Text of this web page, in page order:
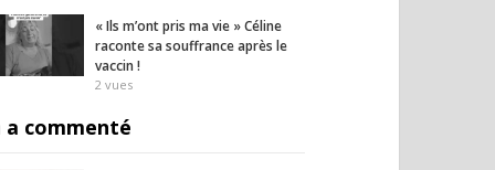
« Ils m’ont pris ma vie » Céline
raconte sa souffrance après le
vaccin !
2 vues
a commenté